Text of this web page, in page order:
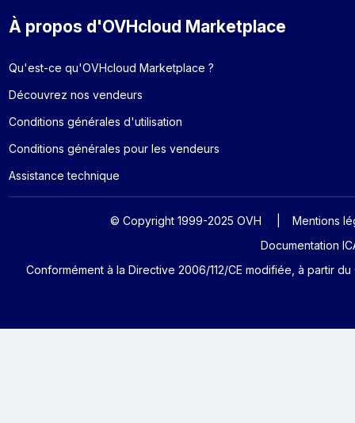
À propos d'OVHcloud Marketplace
Qu'est-ce qu'OVHcloud Marketplace ?
Découvrez nos vendeurs
Conditions générales d'utilisation
Conditions générales pour les vendeurs
Assistance technique
© Copyright 1999-2025 OVH
Mentions
Documentation
Conformément à la Directive 2006/112/CE modifiée, à partir